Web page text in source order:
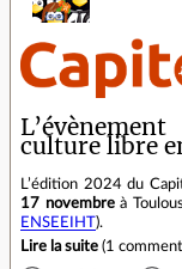
culture libre
L’édition 2024 du
17 novembreà
ENSEEIHT).
Lire la suite (1